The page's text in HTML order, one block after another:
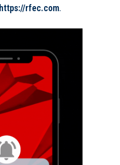
https://rfec.com.